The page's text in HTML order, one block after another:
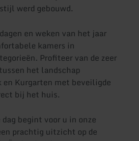
werd gebouwd.
en weken van het jaar
kamers in
Profiteer van de zeer
het landschap
en Kurgarten met beveiligde
bij het huis.
begint voor u in onze
prachtig uitzicht op de